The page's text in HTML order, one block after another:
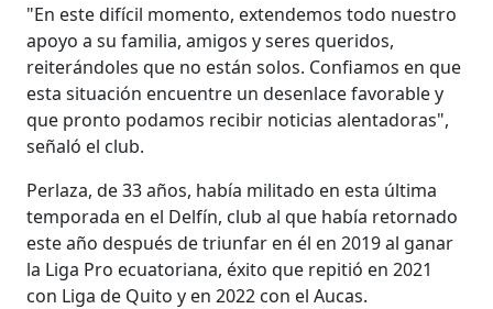
"En este difícil momento, extendemos todo nuestro
apoyo a su familia, amigos y seres queridos,
reiterándoles que no están solos. Confiamos en que
esta situación encuentre un desenlace favorable y
que pronto podamos recibir noticias alentadoras",
señaló el club.
Perlaza, de 33 años, había militado en esta última
temporada en el Delfín, club al que había retornado
este año después de triunfar en él en 2019 al ganar
la Liga Pro ecuatoriana, éxito que repitió en 2021
con Liga de Quito y en 2022 con el Aucas.